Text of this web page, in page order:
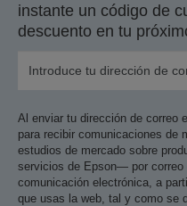
instante un código de
descuento en tu
Al enviar tu dirección de correo
para recibir comunicaciones
estudios de mercado sobre
servicios de Epson— por correo
comunicación electrónica, a
que usas la web, tal y como se